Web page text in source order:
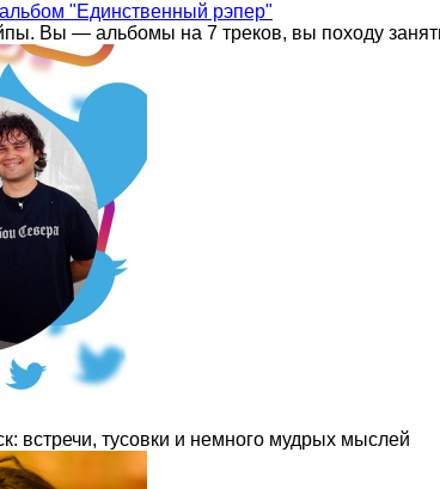
"Единственный рэпер"
Вы — альбомы на 7 треков, вы походу
встречи, тусовки и немного мудрых мыслей